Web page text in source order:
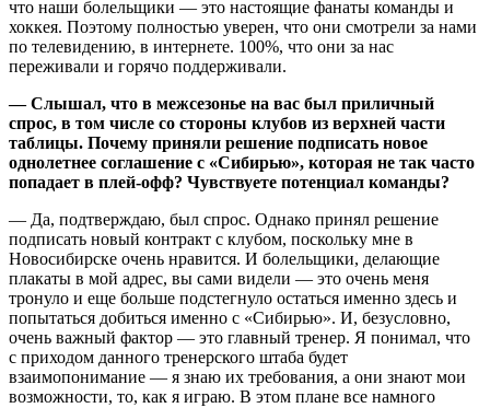
что наши болельщики — это настоящие фанаты команды и
хоккея. Поэтому полностью уверен, что они смотрели за нами
по телевидению, в интернете. 100%, что они за нас
переживали и горячо поддерживали.
— Слышал, что в межсезонье на вас был приличный
спрос, в том числе со стороны клубов из верхней части
таблицы. Почему приняли решение подписать новое
однолетнее соглашение с «Сибирью», которая не так часто
попадает в плей-офф? Чувствуете потенциал команды?
— Да, подтверждаю, был спрос. Однако принял решение
подписать новый контракт с клубом, поскольку мне в
Новосибирске очень нравится. И болельщики, делающие
плакаты в мой адрес, вы сами видели — это очень меня
тронуло и еще больше подстегнуло остаться именно здесь и
попытаться добиться именно с «Сибирью». И, безусловно,
очень важный фактор — это главный тренер. Я понимал, что
с приходом данного тренерского штаба будет
взаимопонимание — я знаю их требования, а они знают мои
возможности, то, как я играю. В этом плане все намного